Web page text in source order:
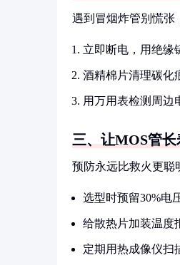
遇到冒烟炸管别慌张
立即断电，用绝缘
酒精棉片清理碳化
用万用表检测周边
三、让MOS管
预防永远比救火更聪
选型时预留30%电
给散热片加装温度
定期用热成像仪扫